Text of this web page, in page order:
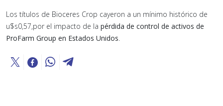
Los títulos de Bioceres Crop cayeron a un mínimo histórico de
u$s0,57,por el impacto de la pérdida de control de activos de
ProFarm Group en Estados Unidos.